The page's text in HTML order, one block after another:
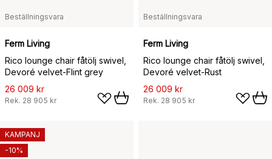
Beställningsvara
Ferm Living
Rico lounge chair fåtölj swivel,
Devoré velvet-Flint grey
26 009 kr
Rek. 28 905 kr
Beställningsvara
Ferm Living
Rico lounge chair fåtölj swivel,
Devoré velvet-Rust
26 009 kr
Rek. 28 905 kr
KAMPANJ
-10%